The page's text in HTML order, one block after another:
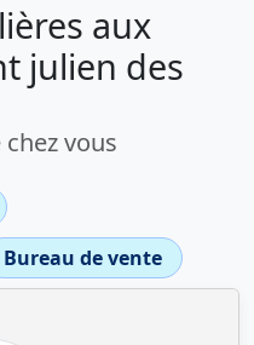
aux
julien des
vous
Bureau de vente